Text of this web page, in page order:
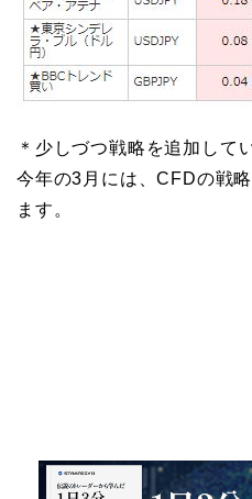
＊少しづつ戦略を追加して
今年の3月には、CFDの戦
ます。